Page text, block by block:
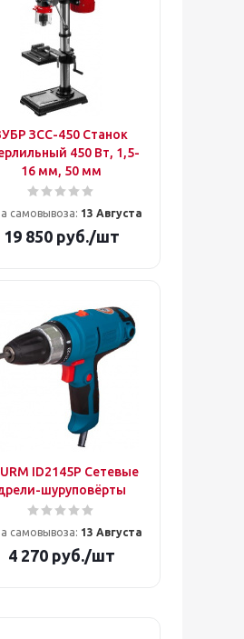
ЗСС-450 Cтанок
450 Вт, 1,5-
16 мм, 50 мм
самовывоза: 13 Августа
19 850руб./шт
ID2145P Сетевые
шуруповёрты
самовывоза: 13 Августа
4 270руб./шт